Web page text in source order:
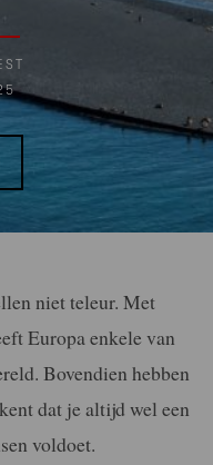
niet teleur. Met
Europa enkele van
Bovendien hebben
dat je altijd wel een
voldoet.